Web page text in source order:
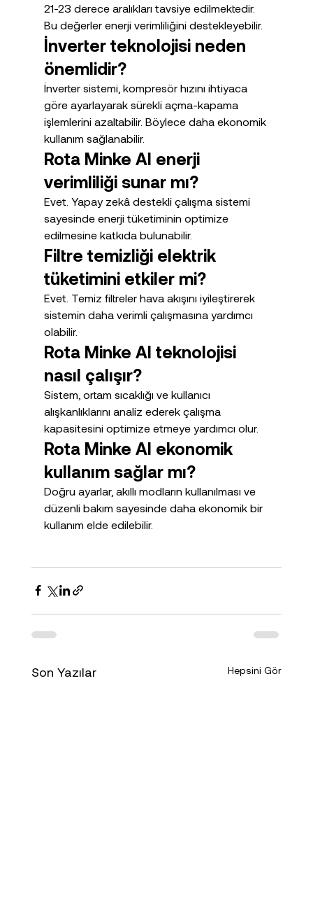
21-23 derece aralıkları tavsiye edilmektedir.
Bu değerler enerji verimliliğini destekleyebilir.
İnverter teknolojisi neden
önemlidir?
İnverter sistemi, kompresör hızını ihtiyaca
göre ayarlayarak sürekli açma-kapama
işlemlerini azaltabilir. Böylece daha ekonomik
kullanım sağlanabilir.
Rota Minke AI enerji
verimliliği sunar mı?
Evet. Yapay zekâ destekli çalışma sistemi
sayesinde enerji tüketiminin optimize
edilmesine katkıda bulunabilir.
Filtre temizliği elektrik
tüketimini etkiler mi?
Evet. Temiz filtreler hava akışını iyileştirerek
sistemin daha verimli çalışmasına yardımcı
olabilir.
Rota Minke AI teknolojisi
nasıl çalışır?
Sistem, ortam sıcaklığı ve kullanıcı
alışkanlıklarını analiz ederek çalışma
kapasitesini optimize etmeye yardımcı olur.
Rota Minke AI ekonomik
kullanım sağlar mı?
Doğru ayarlar, akıllı modların kullanılması ve
düzenli bakım sayesinde daha ekonomik bir
kullanım elde edilebilir.
Son Yazılar Hepsini Gör